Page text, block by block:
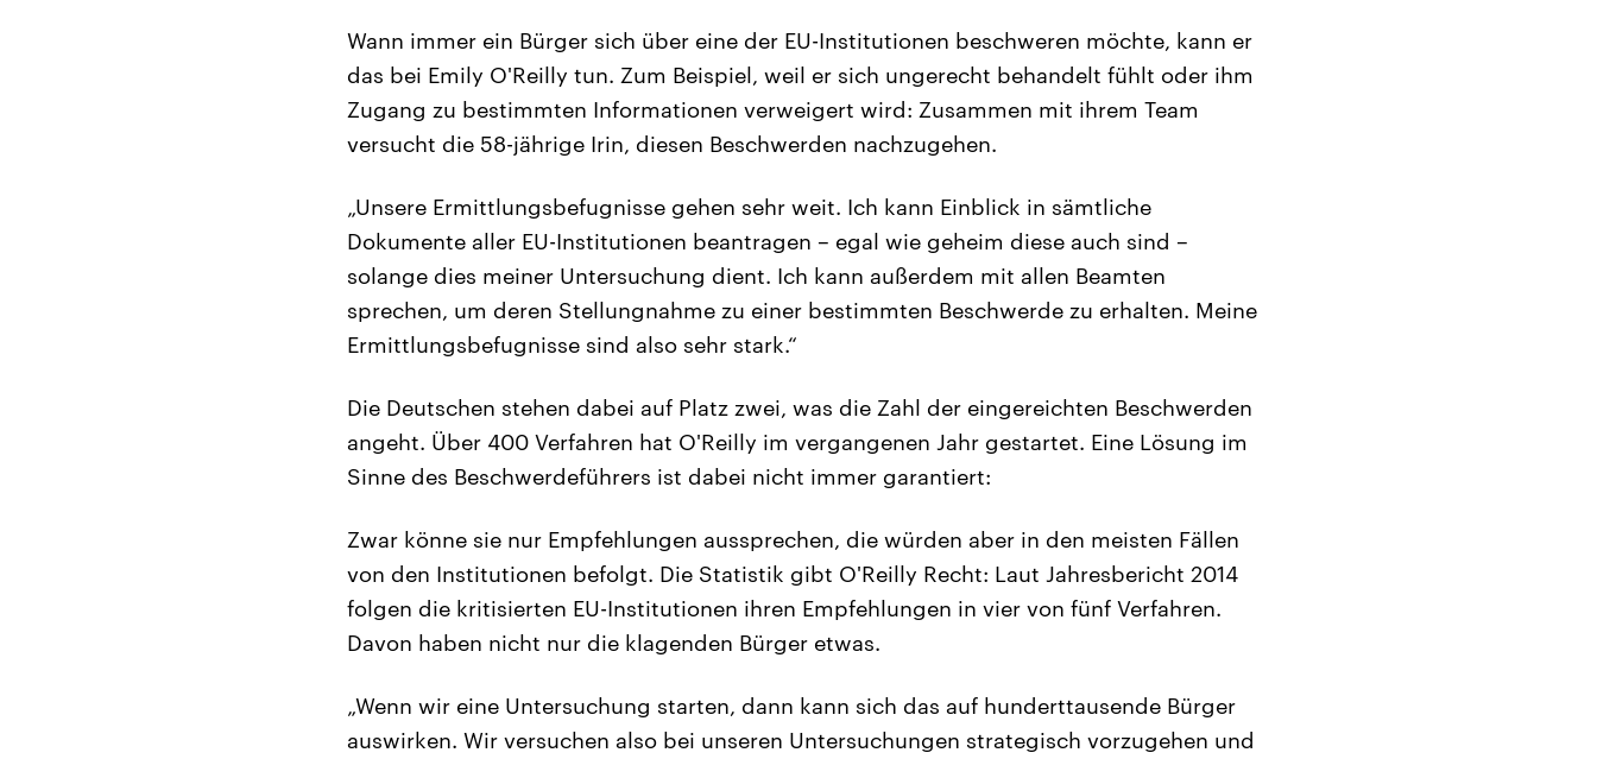
Wann immer ein Bürger sich über eine der EU-Institutionen beschweren möchte, kann er
das bei Emily O'Reilly tun. Zum Beispiel, weil er sich ungerecht behandelt fühlt oder ihm
Zugang zu bestimmten Informationen verweigert wird: Zusammen mit ihrem Team
versucht die 58-jährige Irin, diesen Beschwerden nachzugehen.
„Unsere Ermittlungsbefugnisse gehen sehr weit. Ich kann Einblick in sämtliche
Dokumente aller EU-Institutionen beantragen – egal wie geheim diese auch sind –
solange dies meiner Untersuchung dient. Ich kann außerdem mit allen Beamten
sprechen, um deren Stellungnahme zu einer bestimmten Beschwerde zu erhalten. Meine
Ermittlungsbefugnisse sind also sehr stark.“
Die Deutschen stehen dabei auf Platz zwei, was die Zahl der eingereichten Beschwerden
angeht. Über 400 Verfahren hat O'Reilly im vergangenen Jahr gestartet. Eine Lösung im
Sinne des Beschwerdeführers ist dabei nicht immer garantiert:
Zwar könne sie nur Empfehlungen aussprechen, die würden aber in den meisten Fällen
von den Institutionen befolgt. Die Statistik gibt O'Reilly Recht: Laut Jahresbericht 2014
folgen die kritisierten EU-Institutionen ihren Empfehlungen in vier von fünf Verfahren.
Davon haben nicht nur die klagenden Bürger etwas.
„Wenn wir eine Untersuchung starten, dann kann sich das auf hunderttausende Bürger
auswirken. Wir versuchen also bei unseren Untersuchungen strategisch vorzugehen und